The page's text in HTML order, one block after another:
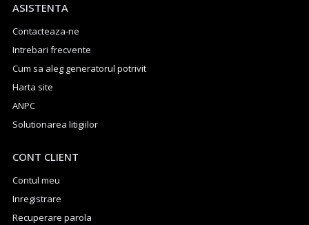
ASISTENTA
Contacteaza-ne
Intrebari frecvente
Cum sa aleg generatorul potrivit
Harta site
ANPC
Solutionarea litigiilor
CONT CLIENT
Contul meu
Inregistrare
Recuperare parola